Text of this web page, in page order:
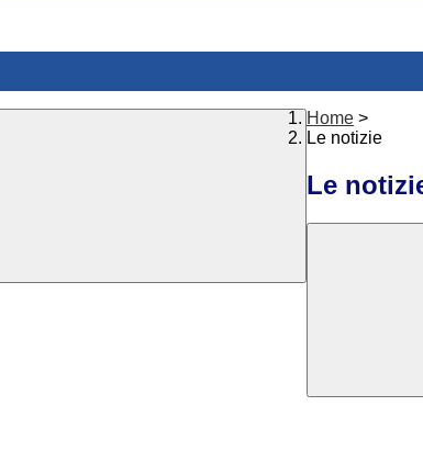
Home >
Le notizie
Le